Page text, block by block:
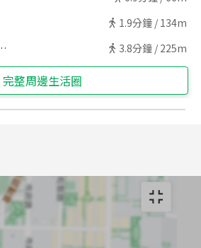
1.9分鐘 / 134m
3.8分鐘 / 225m
完整周邊生活圈